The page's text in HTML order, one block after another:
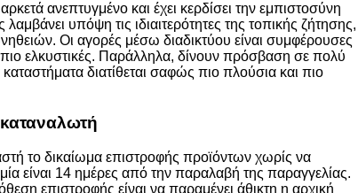
ανεπτυγμένο και έχει κερδίσει την εμπιστοσύνη
υπόψη τις ιδιαιτερότητες της τοπικής ζήτησης,
Οι αγορές μέσω διαδικτύου είναι συμφέρουσες
πιο ελκυστικές. Παράλληλα, δίνουν πρόσβαση σε πολύ
διατίθεται σαφώς πιο πλούσια και πιο
το δικαίωμα επιστροφής προϊόντων χωρίς να
είναι 14 ημέρες από την παραλαβή της παραγγελίας.
επιστροφής είναι να παραμένει άθικτη η αρχική